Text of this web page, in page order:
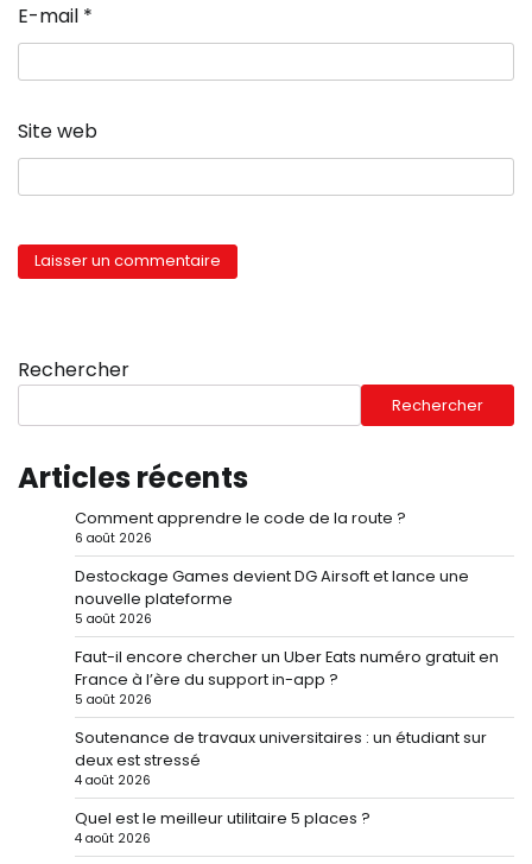
E-mail *
Site web
Rechercher
Rechercher
Articles récents
Comment apprendre le code de la route ?
6 août 2026
Destockage Games devient DG Airsoft et lance une
nouvelle plateforme
5 août 2026
Faut-il encore chercher un Uber Eats numéro gratuit en
France à l’ère du support in-app ?
5 août 2026
Soutenance de travaux universitaires : un étudiant sur
deux est stressé
4 août 2026
Quel est le meilleur utilitaire 5 places ?
4 août 2026